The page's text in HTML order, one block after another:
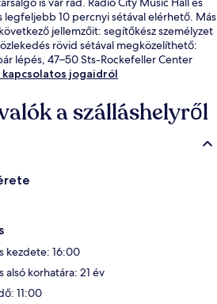
legfeljebb 10 percnyi sétával elérhető. Más
jellemzőit: segítőkész személyzet
rövid sétával megközelíthető:
lépés, 47–50 Sts-Rockefeller Center
kapcsolatos jogaidról
a szálláshelyről
kezdete: 16:00
alsó korhatára: 21 év
11:00